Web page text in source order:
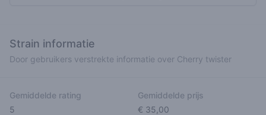
Strain informatie
Door gebruikers verstrekte informatie over Cherry twister
Gemiddelde rating
5
Gemiddelde prijs
€ 35,00